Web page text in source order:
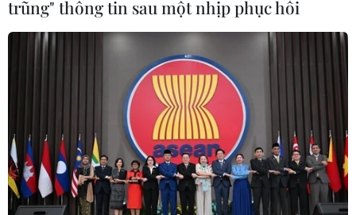
Tuyển Việt Nam cần phải cải thiện nhiều điều hơn nữa nếu
muốn giành điểm số đầu tiên. (Ảnh: PV/Vietnam+)
trũng" thông tin sau một nhịp phục hồi